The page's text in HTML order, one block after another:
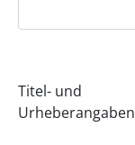
Titel- und
Urheberangaben